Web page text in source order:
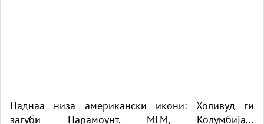
Паднаа низа американски икони: Холивуд ги
загуби Парамоунт, МГМ, Колумбија...